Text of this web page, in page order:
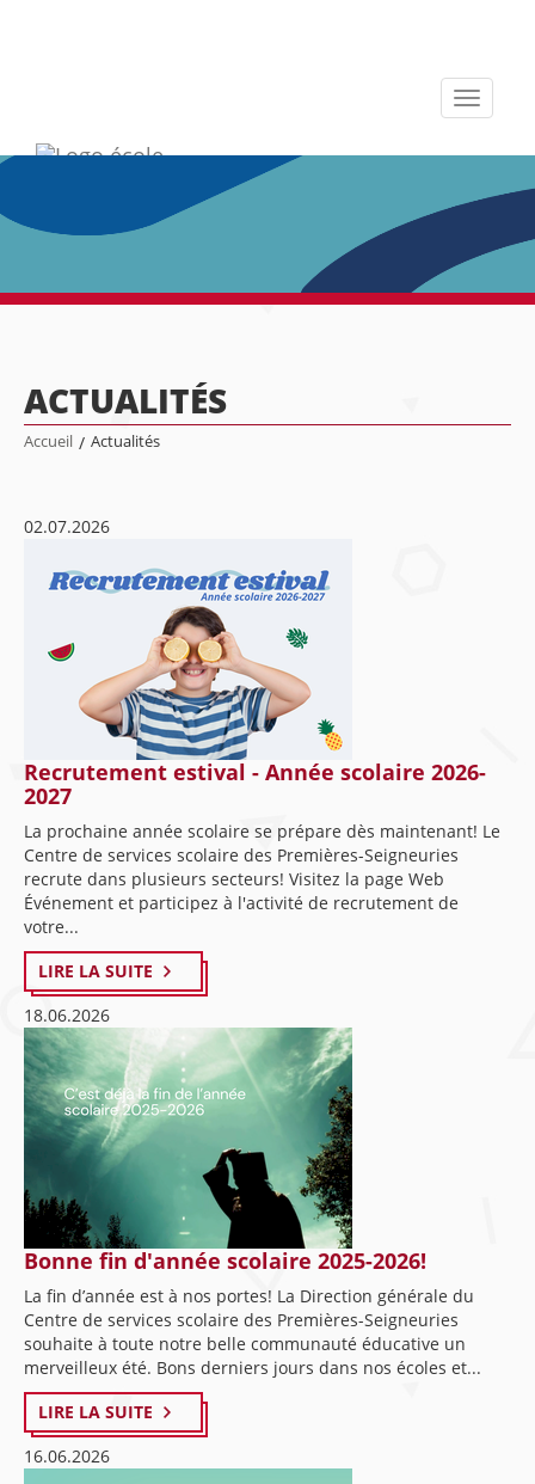
Toggle
ACTUALITÉS
Accueil / Actualités
02.07.2026
Recrutement estival - Année scolaire 2026-
2027
La prochaine année scolaire se prépare dès maintenant! Le
Centre de services scolaire des Premières-Seigneuries
recrute dans plusieurs secteurs! Visitez la page Web
Événement et participez à l'activité de recrutement de
votre...
LIRE LA SUITE
18.06.2026
Bonne fin d'année scolaire 2025-2026!
La fin d’année est à nos portes! La Direction générale du
Centre de services scolaire des Premières-Seigneuries
souhaite à toute notre belle communauté éducative un
merveilleux été. Bons derniers jours dans nos écoles et...
LIRE LA SUITE
16.06.2026